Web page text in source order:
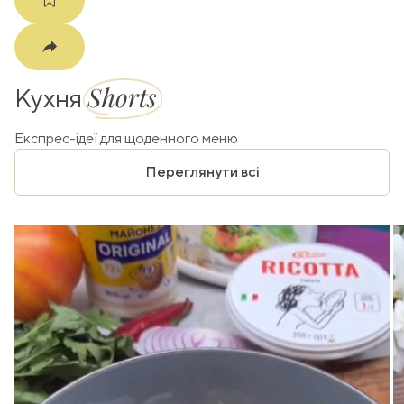
КухняShorts
Експрес-ідеї для щоденного меню
Переглянути всі